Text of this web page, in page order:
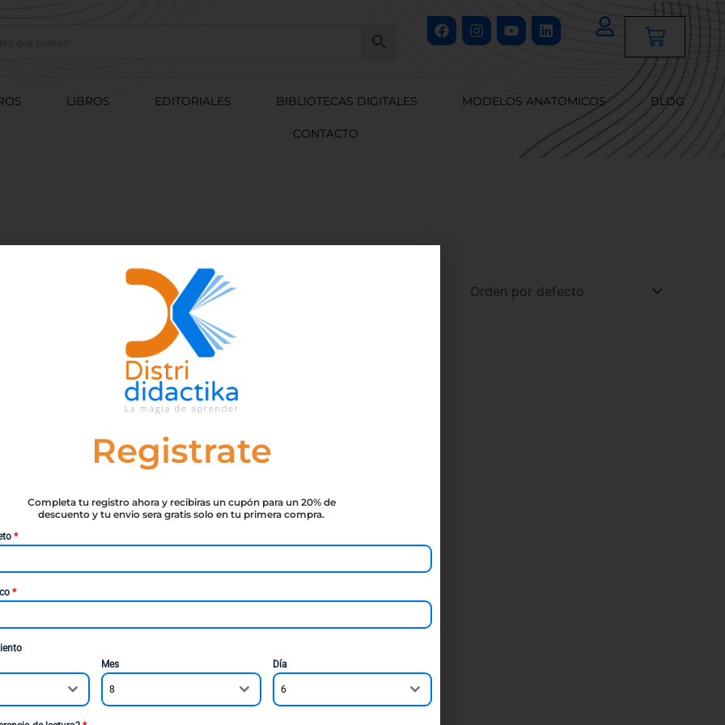
FacebookInstagram
YoutubeLinkedin
Cart
LIBROS EDITORIALES BIBLIOTECAS DIGITALES MODELOS ANATÓMICOS BLOG
CONTACTO
Registrate
Completa tu registro ahora y recibiras un cupón para un 20% de
descuento y tu envio sera gratis solo en tu primera compra.
*
*
Mes
8
Día
6